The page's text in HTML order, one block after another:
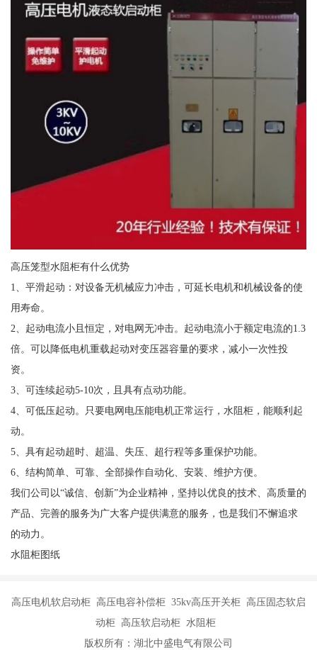
高压笼型水阻柜有什么优势
1、平滑起动：对设备无机械应力冲击，可延长电机和机械设备的使
用寿命。
2、起动电流小且恒定，对电网无冲击。起动电流小于额定电流的1.3
倍。可以降低电机重载起动对变压器容量的要求，减小一次性投
资。
3、可连续起动5-10次，且具有点动功能。
4、可低压起动。只要电网电压能电机正常运行，水阻柜，能顺利起
动。
5、具有起动超时、超温、失压、超行程等多重保护功能。
6、结构简单、可靠、全部操作自动化、安装、维护方便。
我们公司以“诚信、创新”为企业精神，坚持以优良的技术、高质量的
产品、完善的服务为广大客户提供满意的服务，也是我们不懈追求
的动力。
水阻柜图纸
高压电机软启动柜 高压电容补偿柜 35kv高压开关柜 高压固态软启
动柜 高压软启动柜 水阻柜
版权所有：湖北中盛电气有限公司